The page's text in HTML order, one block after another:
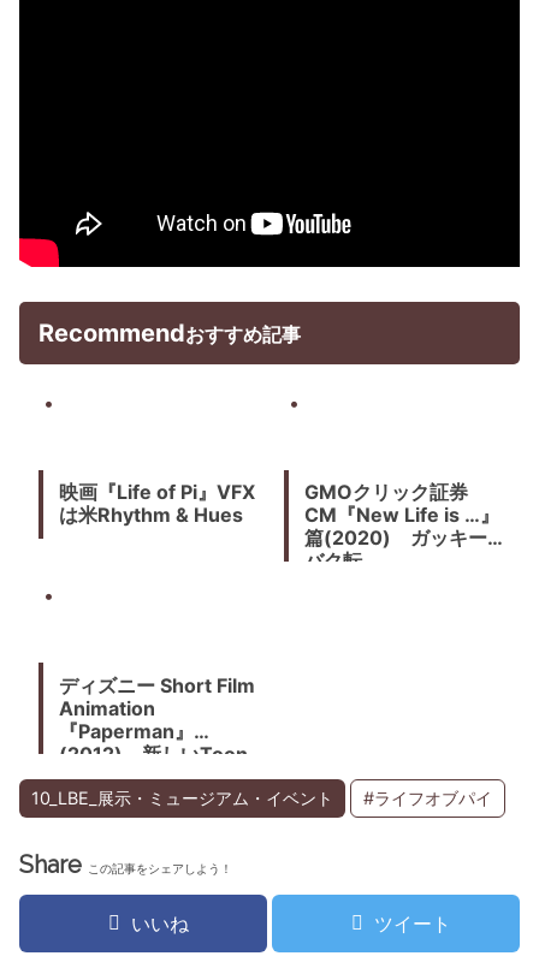
Recommendおすすめ記事
映画『Life of Pi』VFX
は米Rhythm & Hues
GMOクリック証券
CM『New Life is …』
篇(2020) ガッキーの
バク転
ディズニー Short Film
Animation
『Paperman』
(2012) 新しいToon
Shaderや作画の試みが
斬新。ジョン・カーズ
監督
10_LBE_展示・ミュージアム・イベント #ライフオブパイ
Share この記事をシェアしよう！
いいね ツイート